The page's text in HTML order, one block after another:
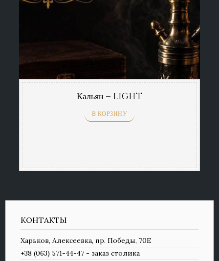
Кальян – LIGHT
В КОРЗИНУ
КОНТАКТЫ
Харьков, Алексеевка, пр. Победы, 70Е
+38 (063) 571-44-47 - заказ столика